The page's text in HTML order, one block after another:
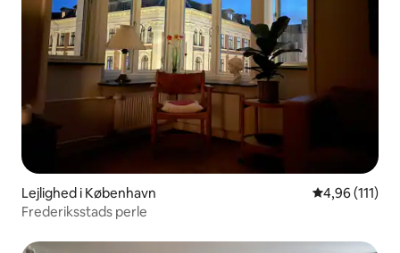
Lejlighed i København 4,96 ud af 5 i
4,96 (111)
Frederiksstads perle